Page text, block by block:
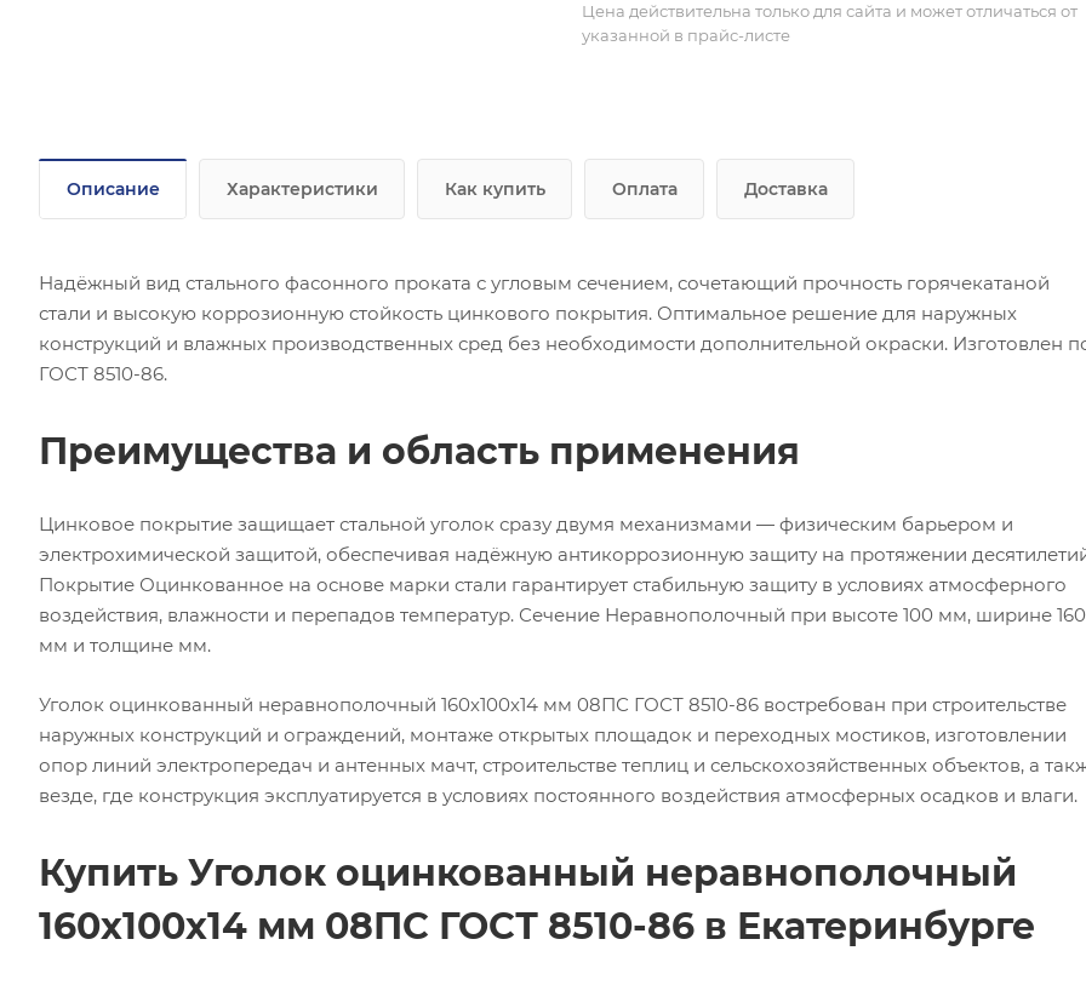
Цена действительна только для сайта и может отличаться от
указанной в прайс-листе
Описание Характеристики Как купить Оплата Доставка
Надёжный вид стального фасонного проката с угловым сечением, сочетающий прочность горячекатаной
стали и высокую коррозионную стойкость цинкового покрытия. Оптимальное решение для наружных
конструкций и влажных производственных сред без необходимости дополнительной окраски. Изготовлен
ГОСТ 8510-86.
Преимущества и область применения
Цинковое покрытие защищает стальной уголок сразу двумя механизмами — физическим барьером и
электрохимической защитой, обеспечивая надёжную антикоррозионную защиту на протяжении
Покрытие Оцинкованное на основе марки стали гарантирует стабильную защиту в условиях атмосферного
воздействия, влажности и перепадов температур. Сечение Неравнополочный при высоте 100 мм, ширине 160
мм и толщине мм.
Уголок оцинкованный неравнополочный 160х100х14 мм 08ПС ГОСТ 8510-86 востребован при строительстве
наружных конструкций и ограждений, монтаже открытых площадок и переходных мостиков, изготовлении
опор линий электропередач и антенных мачт, строительстве теплиц и сельскохозяйственных объектов, а
везде, где конструкция эксплуатируется в условиях постоянного воздействия атмосферных осадков и влаги.
Купить Уголок оцинкованный неравнополочный
160х100х14 мм 08ПС ГОСТ 8510-86 в Екатеринбурге